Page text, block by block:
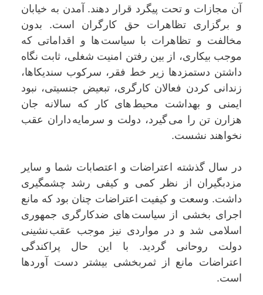
آن مجازات و تحت پیگرد قرار دهند. آمدن بە خیابان
و برگزاری تظاهرات حق کارگران است. بدون
مخالفت و تظاهرات با سیاست ها و اقداماتی کە
موجب بیکاری، از بین رفتن امنیت شغلی، ثابت نگاە
داشتن دستمزدها زیر خط فقر، سرکوب سندیکاها،
زندانی کردن فعالان کارگری، تبعیض جنسیتی، نبود
ایمنی و بهداشت محیط های کار کە سالانە جان
هزارن تن را می گیرد، دولت و سرمایه داران عقب
نخواهند نشست.
در سال گذشتە اعتراضات و اعتصابات شما و سایر
مزدبگیران از نظر کمی و کیفی رشد چشمگیری
داشت. وسعت و کیفیت اعتراضات چنان بود کە مانع
اجرای بخشی از سیاست های ضدکارگری جمهوری
اسلامی شد و در مواردی نیز موجب عقب نشینی
دولت روحانی گرديد. با این حال پراکندگی
اعتراضات مانع از ثمربخشی بیشتر دست آوردها
است.